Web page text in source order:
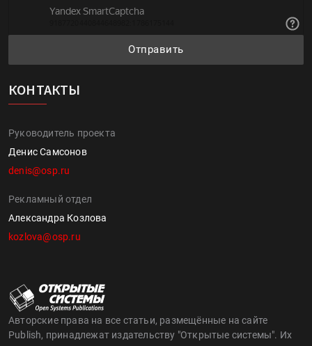
Отправить
КОНТАКТЫ
Руководитель проекта
Денис Самсонов
denis@osp.ru
Рекламный отдел
Александра Козлова
kozlova@osp.ru
Авторские права на все статьи, размещённые на сайте
Publish, принадлежат издательству "Открытые системы". Их